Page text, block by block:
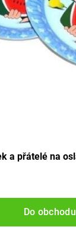
Do obchodu